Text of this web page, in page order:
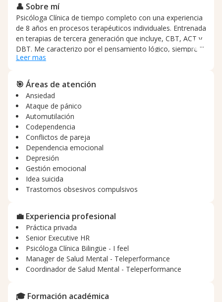
👤 Sobre mí
Psicóloga Clínica de tiempo completo con una experiencia
de 8 años en procesos terapéuticos individuales. Entrenada
en terapias de tercera generación que incluye, CBT, ACT y
DBT. Me caracterizo por el pensamiento lógico, siempre
inclinada a explicar el comportamiento humano y un
Leer mas
🎯 Áreas de atención
Ansiedad
Ataque de pánico
Automutilación
Codependencia
Conflictos de pareja
Dependencia emocional
Depresión
Gestión emocional
Idea suicida
Trastornos obsesivos compulsivos
💼 Experiencia profesional
Práctica privada
Senior Executive HR
Psicóloga Clínica Bilingüe - I feel
Manager de Salud Mental - Teleperformance
Coordinador de Salud Mental - Teleperformance
🎓 Formación académica